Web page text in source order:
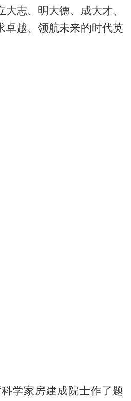
大志、明大德、成大才、
卓越、领航未来的时代英
学家房建成院士作了题